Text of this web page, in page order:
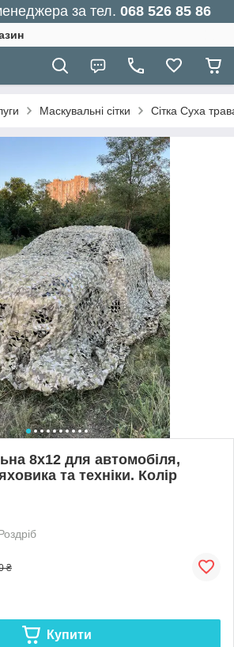
за тел. 068 526 85 86
Маскувальні сітки Сітка Суха
8х12 для автомобіля,
та техніки. Колір
₴
Купити